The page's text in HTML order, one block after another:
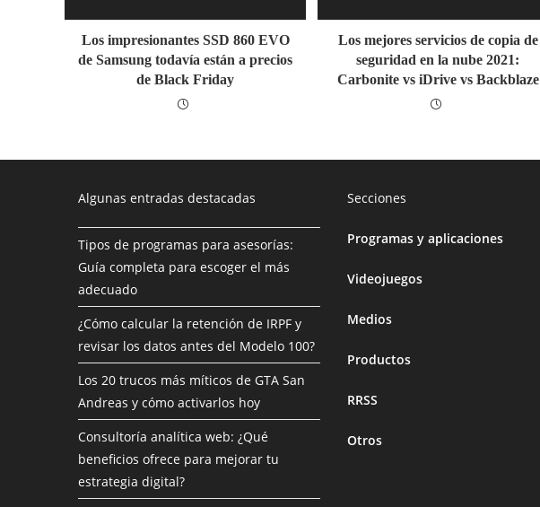
Los impresionantes SSD 860 EVO
de Samsung todavía están a precios
de Black Friday
Los mejores servicios de copia de
seguridad en la nube 2021:
Carbonite vs iDrive vs Backblaze
Algunas entradas destacadas
Tipos de programas para asesorías:
Guía completa para escoger el más
adecuado
¿Cómo calcular la retención de IRPF y
revisar los datos antes del Modelo 100?
Los 20 trucos más míticos de GTA San
Andreas y cómo activarlos hoy
Consultoría analítica web: ¿Qué
beneficios ofrece para mejorar tu
estrategia digital?
Secciones
Programas y aplicaciones
Videojuegos
Medios
Productos
RRSS
Otros